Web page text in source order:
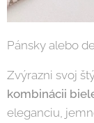
Pánsky alebo
Zvýrazni svoj
kombinácii
eleganciu,